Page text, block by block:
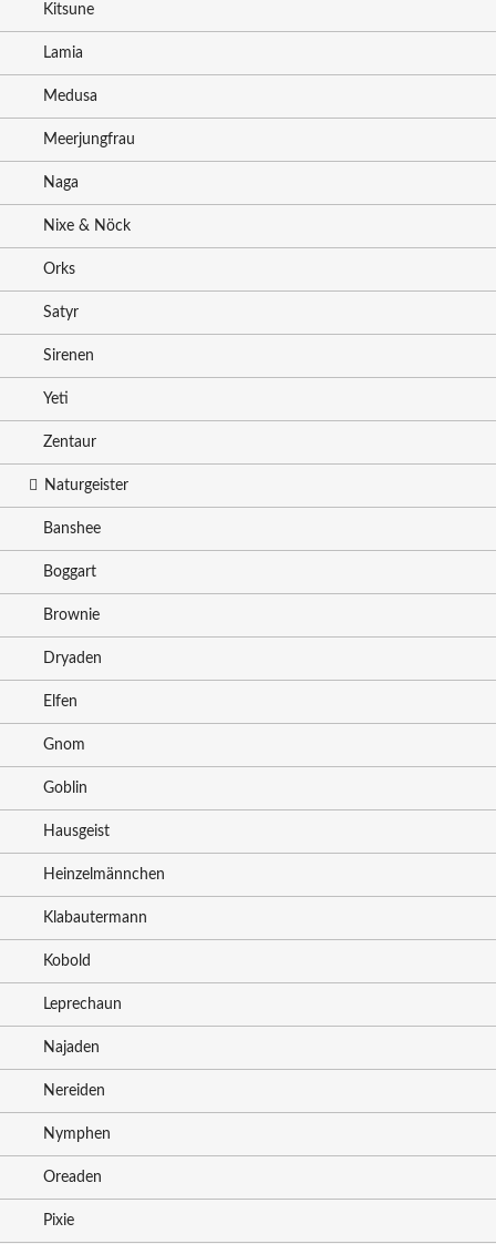
Kitsune
Lamia
Medusa
Meerjungfrau
Naga
Nixe & Nöck
Orks
Satyr
Sirenen
Yeti
Zentaur
Naturgeister
Banshee
Boggart
Brownie
Dryaden
Elfen
Gnom
Goblin
Hausgeist
Heinzelmännchen
Klabautermann
Kobold
Leprechaun
Najaden
Nereiden
Nymphen
Oreaden
Pixie